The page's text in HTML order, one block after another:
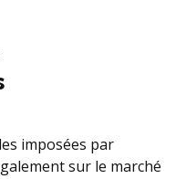
imposées par
sur le marché